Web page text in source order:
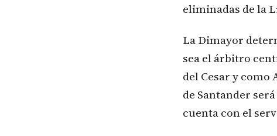
eliminadas de la
La Dimayor
sea el árbitro
del Cesar y como
de Santander
cuenta con el